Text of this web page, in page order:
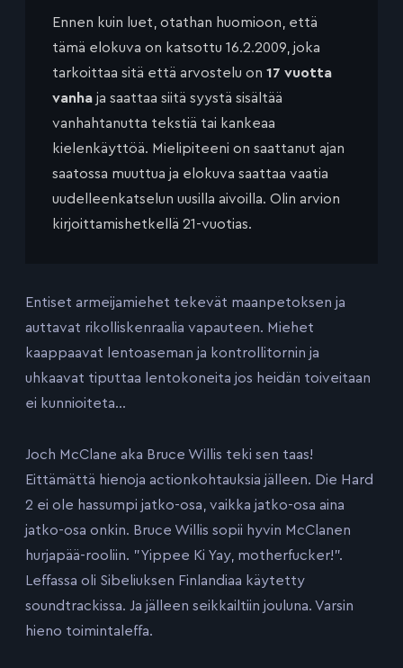
Ennen kuin luet, otathan huomioon, että
tämä elokuva on katsottu 16.2.2009, joka
tarkoittaa sitä että arvostelu on 17 vuotta
vanha ja saattaa siitä syystä sisältää
vanhahtanutta tekstiä tai kankeaa
kielenkäyttöä. Mielipiteeni on saattanut ajan
saatossa muuttua ja elokuva saattaa vaatia
uudelleenkatselun uusilla aivoilla. Olin arvion
kirjoittamishetkellä 21-vuotias.
Entiset armeijamiehet tekevät maanpetoksen ja
auttavat rikolliskenraalia vapauteen. Miehet
kaappaavat lentoaseman ja kontrollitornin ja
uhkaavat tiputtaa lentokoneita jos heidän toiveitaan
ei kunnioiteta…
Joch McClane aka Bruce Willis teki sen taas!
Eittämättä hienoja actionkohtauksia jälleen. Die Hard
2 ei ole hassumpi jatko-osa, vaikka jatko-osa aina
jatko-osa onkin. Bruce Willis sopii hyvin McClanen
hurjapää-rooliin. ”Yippee Ki Yay, motherfucker!”.
Leffassa oli Sibeliuksen Finlandiaa käytetty
soundtrackissa. Ja jälleen seikkailtiin jouluna. Varsin
hieno toimintaleffa.